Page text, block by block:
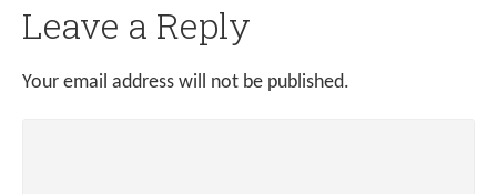
Leave a Reply
Your email address will not be published.